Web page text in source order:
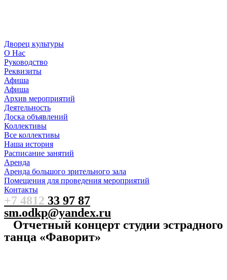
Дворец культуры
О Нас
Руководство
Реквизиты
Афиша
Афиша
Архив мероприятий
Деятельность
Доска объявлений
Коллективы
Все коллективы
Наша история
Расписание занятий
Аренда
Аренда большого зрительного зала
Помещения для проведения мероприятий
Контакты
+7 4812 33 97 87
sm.odkp@yandex.ru
Отчетный концерт студии эстрадного
танца «Фаворит»